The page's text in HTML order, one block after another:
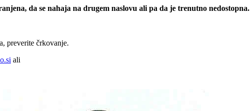
da se nahaja na drugem naslovu ali pa da je trenutno nedostopna.
preverite črkovanje.
ali